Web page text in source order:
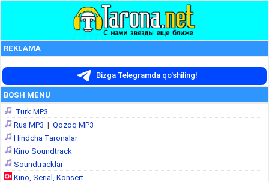
REKLAMA
Bizga Telegramda qo'shiling!
BOSH MENU
Turk MP3
Rus MP3 | Qozoq MP3
Hindcha Taronalar
Kino Soundtrack
Soundtracklar
Kino, Serial, Konsert